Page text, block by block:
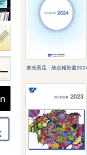
東光高岳 統合報告書